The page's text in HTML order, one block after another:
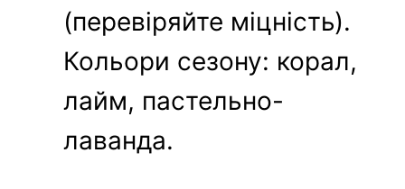
(перевіряйте міцність).
Кольори сезону: корал,
лайм, пастельно-
лаванда.